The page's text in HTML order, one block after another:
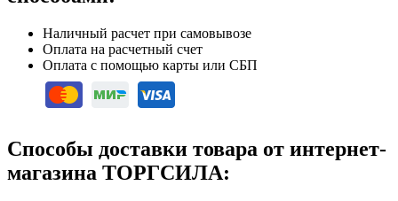
Наличный расчет при самовывозе
Оплата на расчетный счет
Оплата с помощью карты или СБП
Способы доставки товара от интернет-
магазина ТОРГСИЛА: